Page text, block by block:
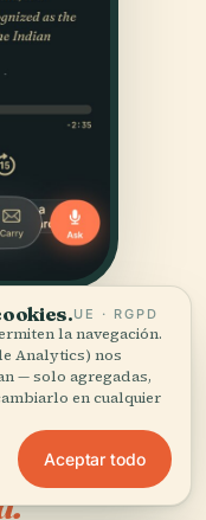
UE · RGPD
la navegación.
Analytics) nos
— solo agregadas,
en cualquier
Aceptar todo